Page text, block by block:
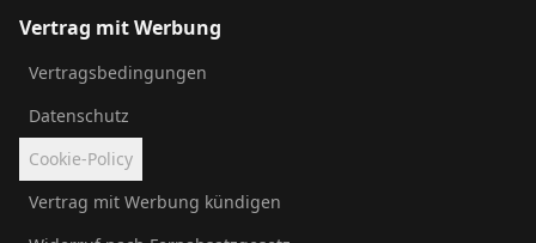
Vertrag mit Werbung
Vertragsbedingungen
Datenschutz
Cookie-Policy
Vertrag mit Werbung kündigen